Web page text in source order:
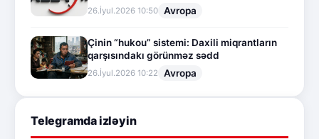
26.İyul.2026 10:50 Avropa
Çinin “hukou” sistemi: Daxili miqrantların
qarşısındakı görünməz sədd
26.İyul.2026 10:22 Avropa
Telegramda izləyin